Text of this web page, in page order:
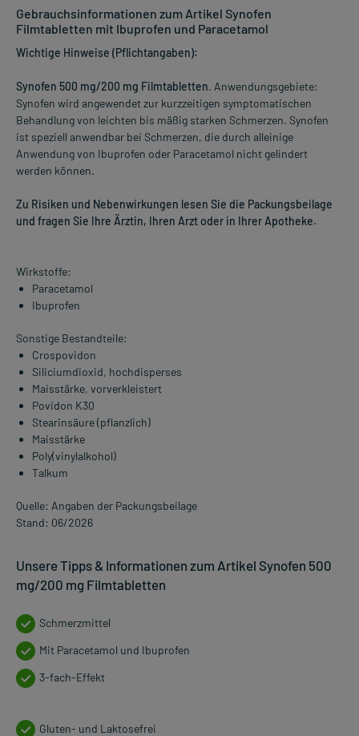
Gebrauchsinformationen zum Artikel Synofen
Filmtabletten mit Ibuprofen und Paracetamol
Wichtige Hinweise (Pflichtangaben):
Synofen 500 mg/200 mg Filmtabletten. Anwendungsgebiete:
Synofen wird angewendet zur kurzzeitigen symptomatischen
Behandlung von leichten bis mäßig starken Schmerzen. Synofen
ist speziell anwendbar bei Schmerzen, die durch alleinige
Anwendung von Ibuprofen oder Paracetamol nicht gelindert
werden können.
Zu Risiken und Nebenwirkungen lesen Sie die Packungsbeilage
und fragen Sie Ihre Ärztin, Ihren Arzt oder in Ihrer Apotheke.
Wirkstoffe:
Paracetamol
Ibuprofen
Sonstige Bestandteile:
Crospovidon
Siliciumdioxid, hochdisperses
Maisstärke, vorverkleistert
Povidon K30
Stearinsäure (pflanzlich)
Maisstärke
Poly(vinylalkohol)
Talkum
Quelle: Angaben der Packungsbeilage
Stand: 06/2026
Unsere Tipps & Informationen zum Artikel Synofen 500
mg/200 mg Filmtabletten
Schmerzmittel
Mit Paracetamol und Ibuprofen
3-fach-Effekt
Gluten- und Laktosefrei